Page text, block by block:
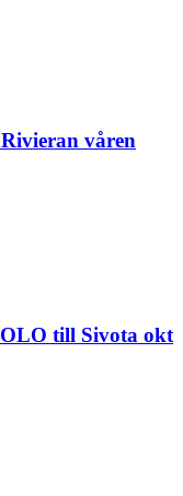
våren
till Sivota okt